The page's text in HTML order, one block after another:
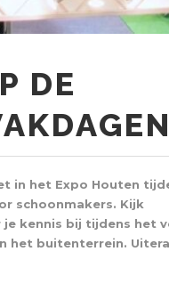
DE
in het Expo Houten
schoonmakers. Kijk
kennis bij tijdens het
het buitenterrein.